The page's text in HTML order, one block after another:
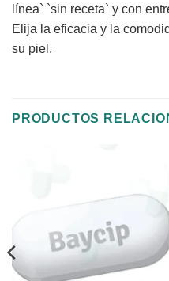
línea` `sin receta` y con
Elija la eficacia y la
su piel.
PRODUCTOS